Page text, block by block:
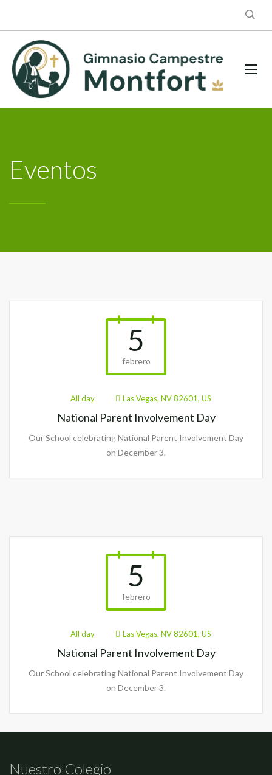
Eventos
5
febrero
All day Las Vegas, NV 82601, US
National Parent Involvement Day
Our School celebrating National Parent Involvement Day
on December 3.
5
febrero
All day Las Vegas, NV 82601, US
National Parent Involvement Day
Our School celebrating National Parent Involvement Day
on December 3.
Nuestro Colegio